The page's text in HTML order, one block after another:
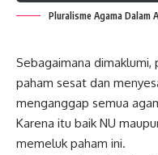
Pluralisme Agama Dalam
Sebagaimana dimaklumi,
paham sesat dan
menganggap semua
Karena itu baik NU
memeluk paham ini.